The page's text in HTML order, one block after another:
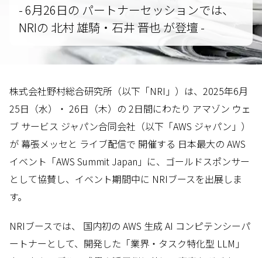
- 6月26日の パートナーセッションでは、
NRIの 北村 雄騎・石井 晋也 が登壇 -
株式会社野村総合研究所（以下「NRI」）は、2025年6月
25日（水）・ 26日（木）の 2日間にわたり アマゾン ウェ
ブ サービス ジャパン合同会社（以下「AWS ジャパン」）
が 幕張メッセと ライブ配信で 開催する 日本最大の AWS
イベント「AWS Summit Japan」に、ゴールドスポンサー
として協賛し、イベント期間中に NRIブースを出展しま
す。
NRIブースでは、 国内初の AWS 生成 AI コンピテンシーパ
ートナーとして、開発した「業界・タスク特化型 LLM」